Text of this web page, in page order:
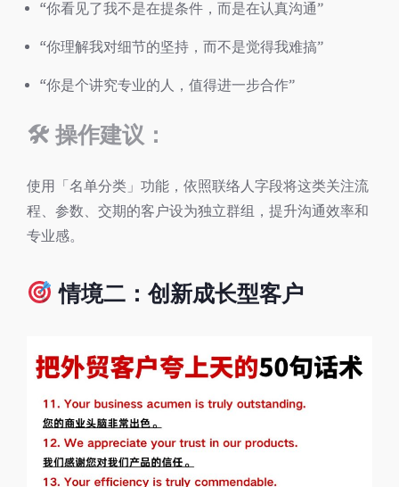
“你看见了我不是在提条件，而是在认真沟通”
“你理解我对细节的坚持，而不是觉得我难搞”
“你是个讲究专业的人，值得进一步合作”
🛠 操作建议：
使用「名单分类」功能，依照联络人字段将这类关注流
程、参数、交期的客户设为独立群组，提升沟通效率和
专业感。
情境二：创新成长型客户